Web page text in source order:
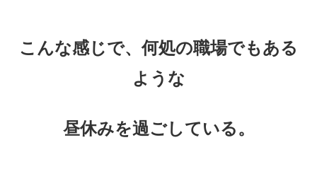
こんな感じで、何処の職場でもある
ような
昼休みを過ごしている。